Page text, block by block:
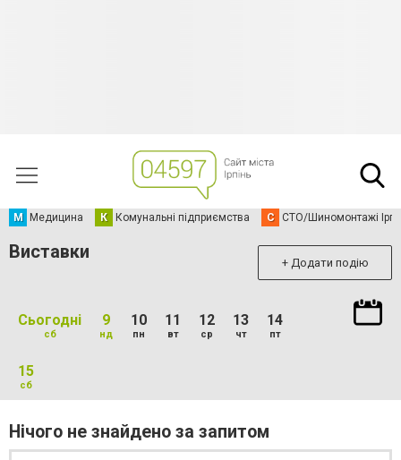
М Медицина К Комунальні підприємства С СТО/Шиномонтажі
Виставки + Додати подію
Сьогодні
сб
9
нд
10
пн
11
вт
12
ср
13
чт
14
пт
15
сб
Нічого не знайдено за запитом